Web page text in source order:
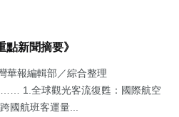
新聞摘要》
華報編輯部／綜合整理
球觀光客流復甦：國際航空
國航班客運量...